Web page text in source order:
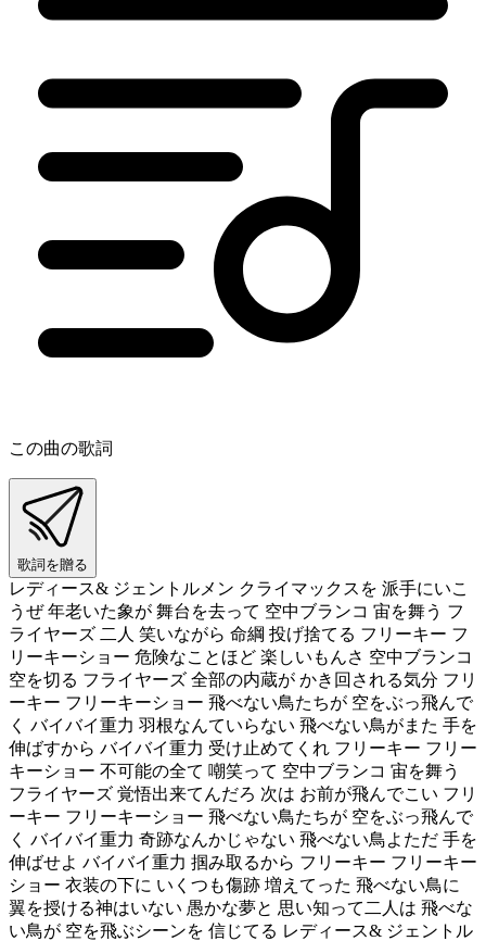
この曲の歌詞
歌詞を贈る
レディース& ジェントルメン クライマックスを 派手にいこ
うぜ 年老いた象が 舞台を去って 空中ブランコ 宙を舞う フ
ライヤーズ 二人 笑いながら 命綱 投げ捨てる フリーキー フ
リーキーショー 危険なことほど 楽しいもんさ 空中ブランコ
空を切る フライヤーズ 全部の内蔵が かき回される気分 フリ
ーキー フリーキーショー 飛べない鳥たちが 空をぶっ飛んで
く バイバイ重力 羽根なんていらない 飛べない鳥がまた 手を
伸ばすから バイバイ重力 受け止めてくれ フリーキー フリー
キーショー 不可能の全て 嘲笑って 空中ブランコ 宙を舞う
フライヤーズ 覚悟出来てんだろ 次は お前が飛んでこい フリ
ーキー フリーキーショー 飛べない鳥たちが 空をぶっ飛んで
く バイバイ重力 奇跡なんかじゃない 飛べない鳥よただ 手を
伸ばせよ バイバイ重力 掴み取るから フリーキー フリーキー
ショー 衣装の下に いくつも傷跡 増えてった 飛べない鳥に
翼を授ける神はいない 愚かな夢と 思い知って二人は 飛べな
い鳥が 空を飛ぶシーンを 信じてる レディース& ジェントル